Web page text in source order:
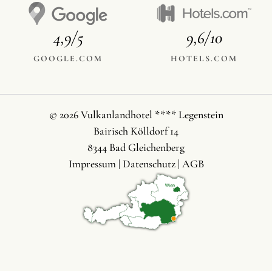
4,9/5
GOOGLE.COM
9,6/10
HOTELS.COM
© 2026 Vulkanlandhotel **** Legenstein
Bairisch Kölldorf 14
8344 Bad Gleichenberg
Impressum| Datenschutz| AGB